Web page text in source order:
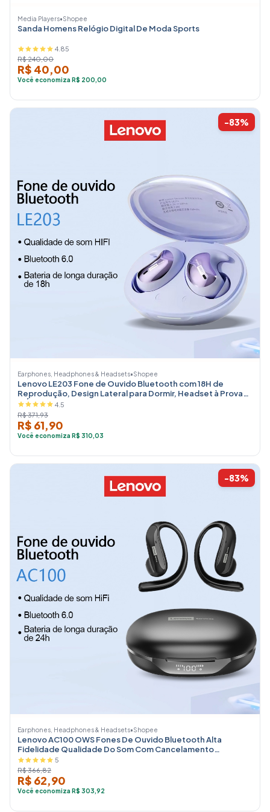
Media Players•Shopee
Sanda Homens Relógio Digital De Moda Sports
4.85
R$ 240,00
R$ 40,00
Você economiza R$ 200,00
-83%
Earphones, Headphones & Headsets•Shopee
Lenovo LE203 Fone de Ouvido Bluetooth com 18H de
Reprodução, Design Lateral para Dormir, Headset à Prova
d'Água IPX5
4.5
R$ 371,93
R$ 61,90
Você economiza R$ 310,03
-83%
Earphones, Headphones & Headsets•Shopee
Lenovo AC100 OWS Fones De Ouvido Bluetooth Alta
Fidelidade Qualidade Do Som Com Cancelamento
Definição Longa Espera 6.0
5
R$ 366,82
R$ 62,90
Você economiza R$ 303,92